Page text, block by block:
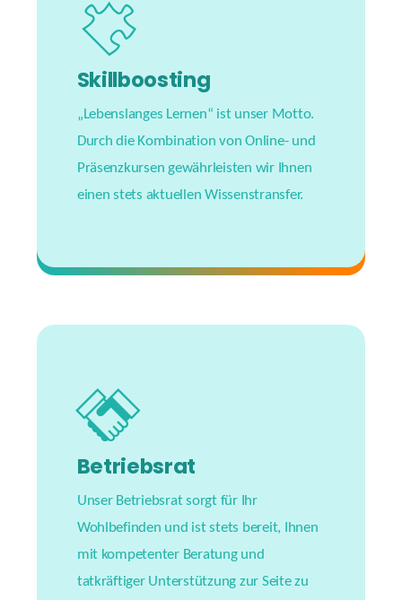
Skillboosting
„Lebenslanges Lernen“ ist unser Motto.
Durch die Kombination von Online- und
Präsenzkursen gewährleisten wir Ihnen
einen stets aktuellen Wissenstransfer.
Betriebsrat
Unser Betriebsrat sorgt für Ihr
Wohlbefinden und ist stets bereit, Ihnen
mit kompetenter Beratung und
tatkräftiger Unterstützung zur Seite zu